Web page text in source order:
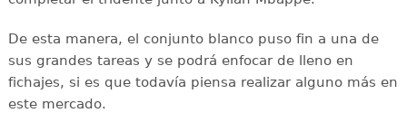
De esta manera, el conjunto blanco puso fin a una de
sus grandes tareas y se podrá enfocar de lleno en
fichajes, si es que todavía piensa realizar alguno más en
este mercado.